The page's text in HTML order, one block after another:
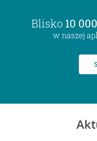
Blisko 10
w naszej